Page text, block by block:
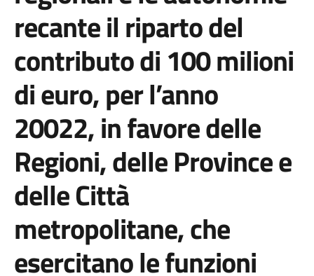
recante il riparto del
contributo di 100 milioni
di euro, per l’anno
20022, in favore delle
Regioni, delle Province e
delle Città
metropolitane, che
esercitano le funzioni